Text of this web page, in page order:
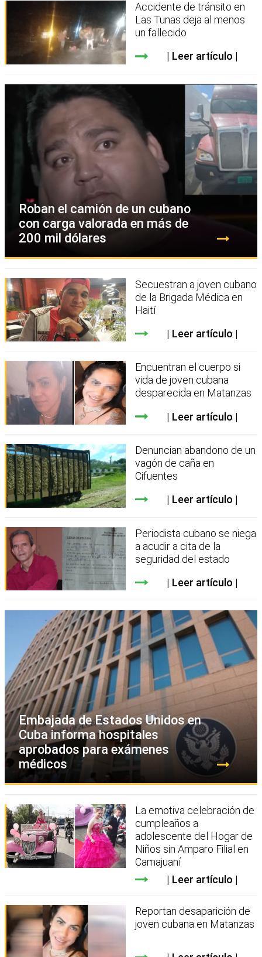
Accidente de tránsito en
Las Tunas deja al menos
un fallecido
Leer artículo
Roban el camión de un cubano
con carga valorada en más de
200 mil dólares
Secuestran a joven cubano
de la Brigada Médica en
Haití
Leer artículo
Encuentran el cuerpo si
vida de joven cubana
desparecida en Matanzas
Leer artículo
Denuncian abandono de un
vagón de caña en
Cifuentes
Leer artículo
Periodista cubano se niega
a acudir a cita de la
seguridad del estado
Leer artículo
Embajada de Estados Unidos en
Cuba informa hospitales
aprobados para exámenes
médicos
La emotiva celebración de
cumpleaños a
adolescente del Hogar de
Niños sin Amparo Filial en
Camajuaní
Leer artículo
Reportan desaparición de
joven cubana en Matanzas